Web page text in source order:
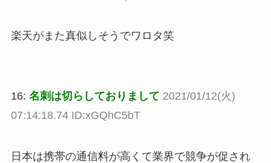
楽天がまた真似しそうでワロタ笑
16: 名刺は切らしておりまして 2021/01/12(火)
07:14:18.74 ID:xGQhC5bT
日本は携帯の通信料が高くて業界で競争が促され